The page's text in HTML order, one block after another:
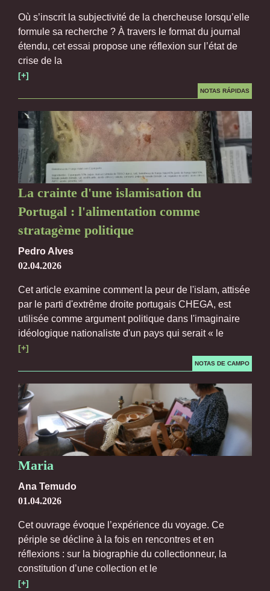
Où s’inscrit la subjectivité de la chercheuse lorsqu’elle
formule sa recherche ? À travers le format du journal
étendu, cet essai propose une réflexion sur l’état de
crise de la
[+]
NOTAS RÁPIDAS
La crainte d'une islamisation du
Portugal : l'alimentation comme
stratagème politique
Pedro Alves
02.04.2026
Cet article examine comment la peur de l'islam, attisée
par le parti d'extrême droite portugais CHEGA, est
utilisée comme argument politique dans l'imaginaire
idéologique nationaliste d'un pays qui serait « le
[+]
NOTAS DE CAMPO
Maria
Ana Temudo
01.04.2026
Cet ouvrage évoque l’expérience du voyage. Ce
périple se décline à la fois en rencontres et en
réflexions : sur la biographie du collectionneur, la
constitution d’une collection et le
[+]